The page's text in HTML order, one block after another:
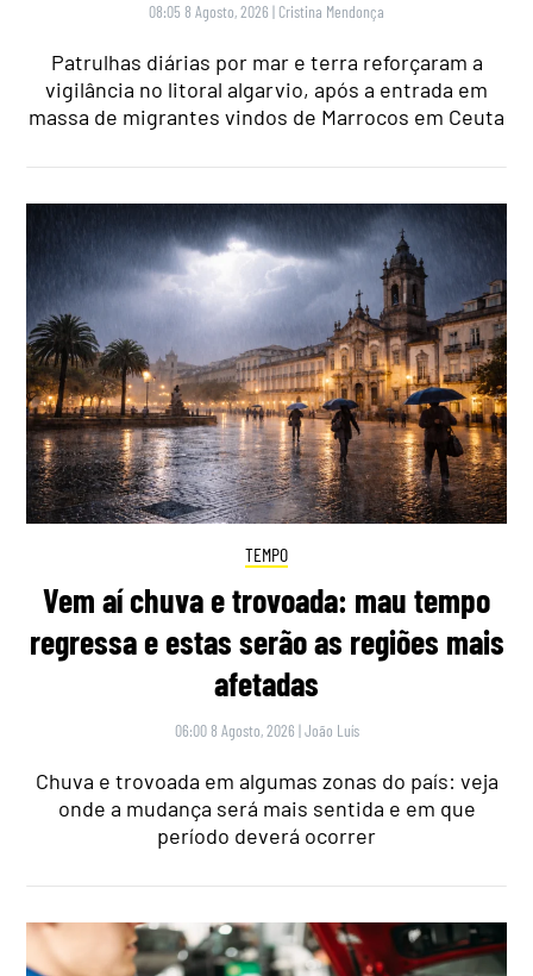
08:05 8 Agosto, 2026 | Cristina Mendonça
Patrulhas diárias por mar e terra reforçaram a
vigilância no litoral algarvio, após a entrada em
massa de migrantes vindos de Marrocos em Ceuta
TEMPO
Vem aí chuva e trovoada: mau tempo
regressa e estas serão as regiões mais
afetadas
06:00 8 Agosto, 2026 |João Luís
Chuva e trovoada em algumas zonas do país: veja
onde a mudança será mais sentida e em que
período deverá ocorrer